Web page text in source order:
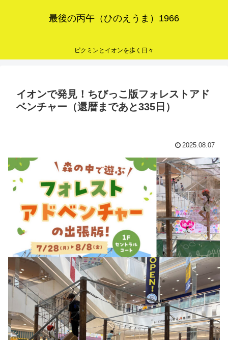
最後の丙午（ひのえうま）1966
ピクミンとイオンを歩く日々
イオンで発見！ちびっこ版フォレストアド
ベンチャー（還暦まであと335日）
2025.08.07